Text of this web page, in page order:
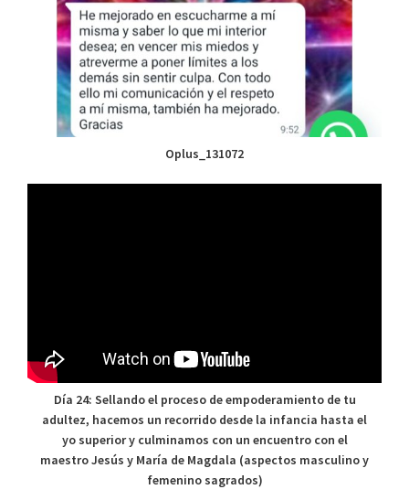
Oplus_131072
Día 24: Sellando el proceso de empoderamiento de tu
adultez, hacemos un recorrido desde la infancia hasta el
yo superior y culminamos con un encuentro con el
maestro Jesús y María de Magdala (aspectos masculino y
femenino sagrados)